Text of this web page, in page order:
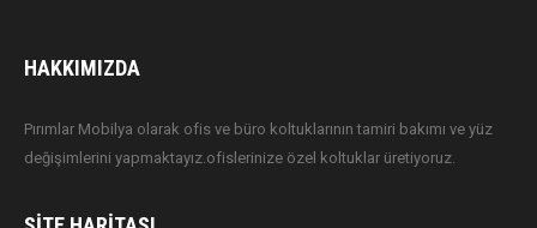
HAKKIMIZDA
Pırımlar Mobilya olarak ofis ve büro koltuklarının tamiri bakımı ve yüz
değişimlerini yapmaktayız.ofislerinize özel koltuklar üretiyoruz.